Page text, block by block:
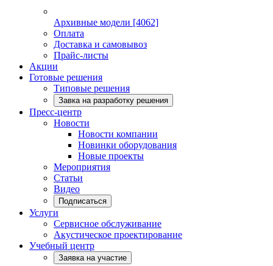
Архивные модели [4062]
Оплата
Доставка и самовывоз
Прайс-листы
Акции
Готовые решения
Типовые решения
Завка на разработку решения
Пресс-центр
Новости
Новости компании
Новинки оборудования
Новые проекты
Мероприятия
Статьи
Видео
Подписаться
Услуги
Сервисное обслуживание
Акустическое проектирование
Учебный центр
Заявка на участие